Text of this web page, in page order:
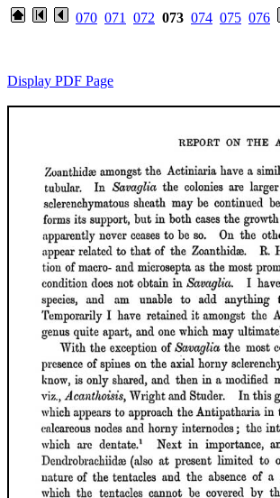
070 071 072 073 074 075 076
Display PDF Page